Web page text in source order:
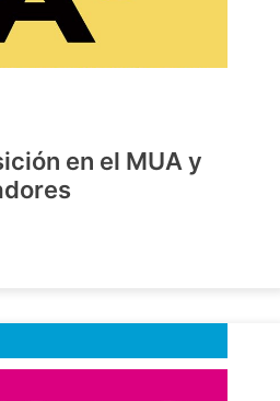
en el MUA y